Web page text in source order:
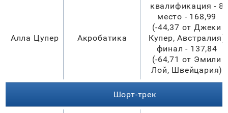
Алла Цупер Акробатика
квалификация - 8
место - 168,99
(-44,37 от Джеки
Купер, Австралия)
финал - 137,84
(-64,71 от Эмили
Лой, Швейцария)
Шорт-трек